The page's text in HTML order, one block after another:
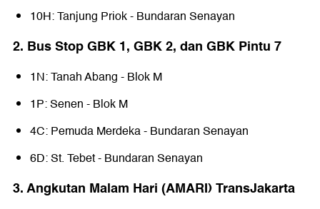
10H: Tanjung Priok - Bundaran Senayan
2. Bus Stop GBK 1, GBK 2, dan GBK Pintu 7
1N: Tanah Abang - Blok M
1P: Senen - Blok M
4C: Pemuda Merdeka - Bundaran Senayan
6D: St. Tebet - Bundaran Senayan
3. Angkutan Malam Hari (AMARI) TransJakarta